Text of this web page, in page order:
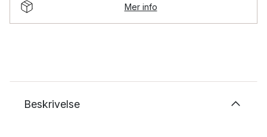
Mer info
Beskrivelse